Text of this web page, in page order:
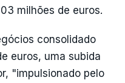
milhões de euros.
consolidado
euros, uma subida
"impulsionado pelo